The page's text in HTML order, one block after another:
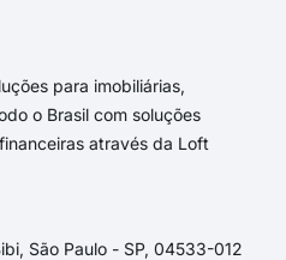
para imobiliárias,
o Brasil com soluções
através da Loft
São Paulo - SP, 04533-012